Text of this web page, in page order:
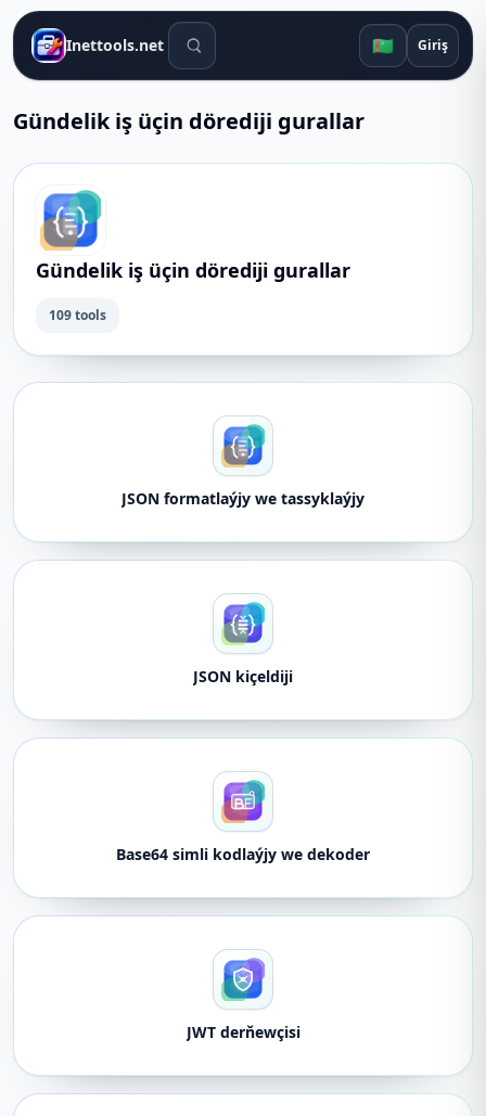
Inettools.net Gözleg gurallary 🇹🇲 Giriş
Gündelik iş üçin dörediji gurallar
Gündelik iş üçin dörediji gurallar
109 tools
JSON formatlaýjy we tassyklaýjy
JSON kiçeldiji
Base64 simli kodlaýjy we dekoder
JWT derňewçisi